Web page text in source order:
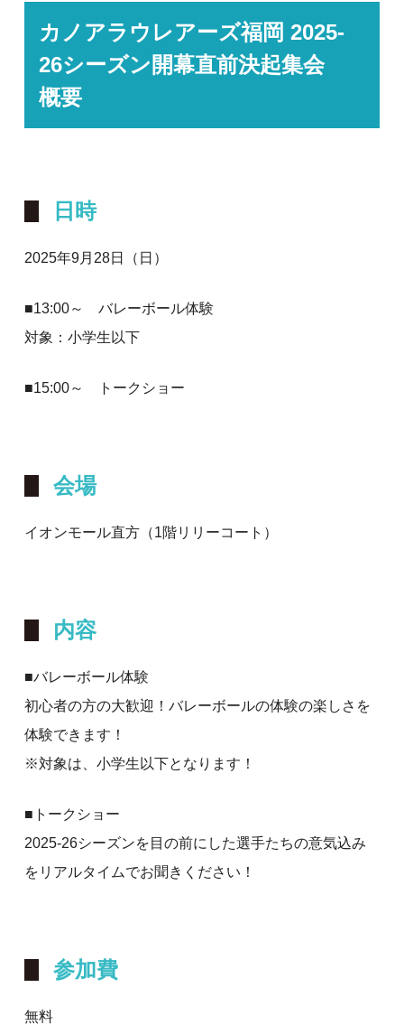
カノアラウレアーズ福岡 2025-
26シーズン開幕直前決起集会
概要
日時
2025年9月28日（日）
■13:00～ バレーボール体験
対象：小学生以下
■15:00～ トークショー
会場
イオンモール直方（1階リリーコート）
内容
■バレーボール体験
初心者の方の大歓迎！バレーボールの体験の楽しさを
体験できます！
※対象は、小学生以下となります！
■トークショー
2025-26シーズンを目の前にした選手たちの意気込み
をリアルタイムでお聞きください！
参加費
無料